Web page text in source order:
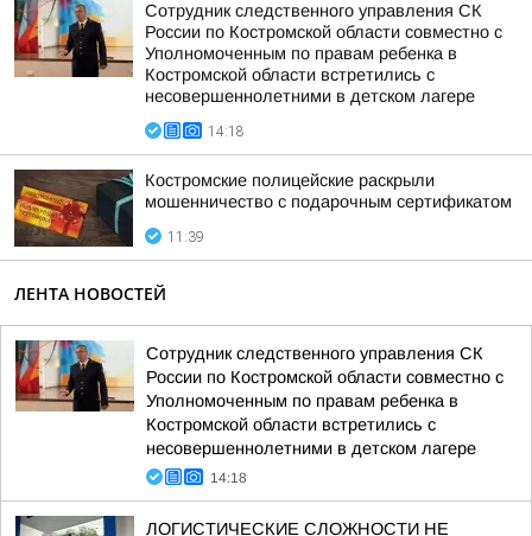
Сотрудник следственного управления СК
России по Костромской области совместно с
Уполномоченным по правам ребенка в
Костромской области встретились с
несовершеннолетними в детском лагере
14:18
Костромские полицейские раскрыли
мошенничество с подарочным сертификатом
11:39
ЛЕНТА НОВОСТЕЙ
Сотрудник следственного управления СК
России по Костромской области совместно с
Уполномоченным по правам ребенка в
Костромской области встретились с
несовершеннолетними в детском лагере
14:18
ЛОГИСТИЧЕСКИЕ СЛОЖНОСТИ НЕ